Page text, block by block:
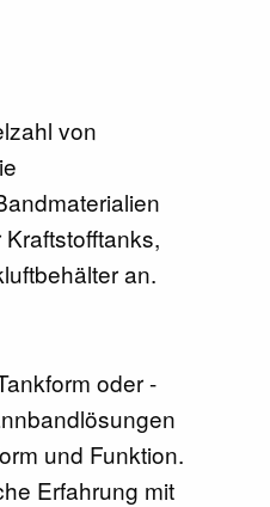
von
an.
oder -
und Funktion.
Erfahrung mit